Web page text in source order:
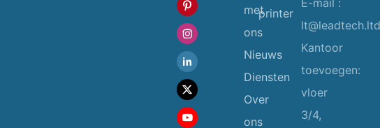
met
ons
Nieuws
Diensten
Over
ons
printer
lt@leadtech.ltd
Kantoor
toevoegen:
vloer
3/4,